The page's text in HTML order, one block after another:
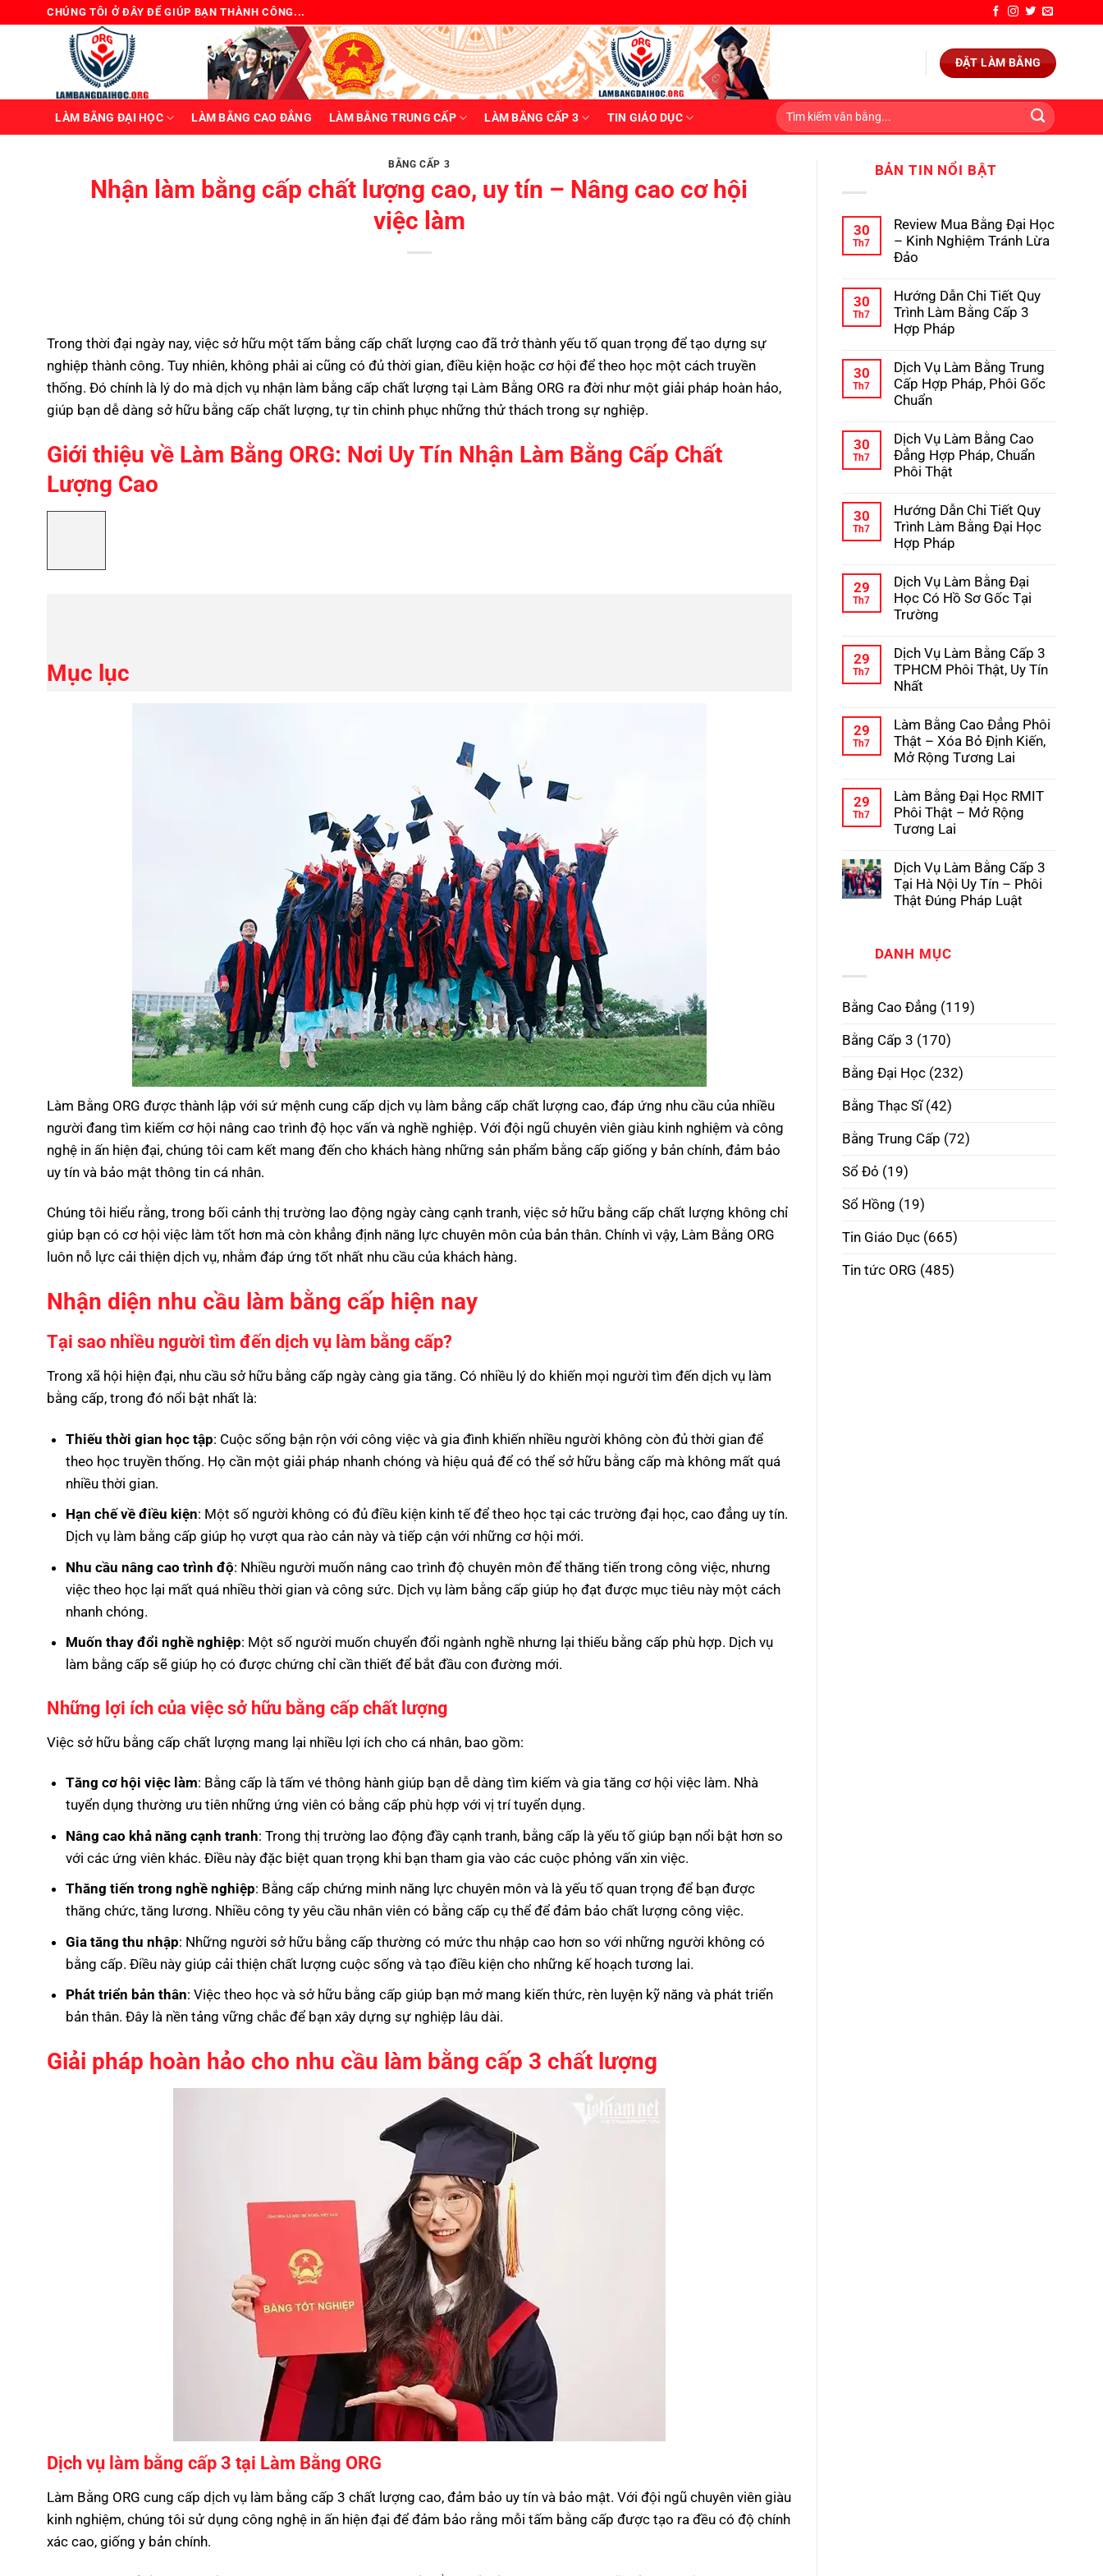
CHÚNG TÔI Ở ĐÂY ĐỂ GIÚP BẠN THÀNH CÔNG...
ĐẶT LÀM BẰNG
LÀM BẰNG ĐẠI HỌC LÀM BẰNG CAO ĐẲNG LÀM BẰNG TRUNG CẤP LÀM BẰNG CẤP 3 TIN GIÁO DỤC
BẰNG CẤP 3
Nhận làm bằng cấp chất lượng cao, uy tín – Nâng cao cơ hội
việc làm
Trong thời đại ngày nay, việc sở hữu một tấm bằng cấp chất lượng cao đã trở thành yếu tố quan trọng để tạo dựng sự
nghiệp thành công. Tuy nhiên, không phải ai cũng có đủ thời gian, điều kiện hoặc cơ hội để theo học một cách truyền
thống. Đó chính là lý do mà dịch vụ nhận làm bằng cấp chất lượng tại Làm Bằng ORG ra đời như một giải pháp hoàn hảo,
giúp bạn dễ dàng sở hữu bằng cấp chất lượng, tự tin chinh phục những thử thách trong sự nghiệp.
Giới thiệu về Làm Bằng ORG: Nơi Uy Tín Nhận Làm Bằng Cấp Chất
Lượng Cao
Mục lục
Làm Bằng ORG được thành lập với sứ mệnh cung cấp dịch vụ làm bằng cấp chất lượng cao, đáp ứng nhu cầu của nhiều
người đang tìm kiếm cơ hội nâng cao trình độ học vấn và nghề nghiệp. Với đội ngũ chuyên viên giàu kinh nghiệm và công
nghệ in ấn hiện đại, chúng tôi cam kết mang đến cho khách hàng những sản phẩm bằng cấp giống y bản chính, đảm bảo
uy tín và bảo mật thông tin cá nhân.
Chúng tôi hiểu rằng, trong bối cảnh thị trường lao động ngày càng cạnh tranh, việc sở hữu bằng cấp chất lượng không chỉ
giúp bạn có cơ hội việc làm tốt hơn mà còn khẳng định năng lực chuyên môn của bản thân. Chính vì vậy, Làm Bằng ORG
luôn nỗ lực cải thiện dịch vụ, nhằm đáp ứng tốt nhất nhu cầu của khách hàng.
Nhận diện nhu cầu làm bằng cấp hiện nay
Tại sao nhiều người tìm đến dịch vụ làm bằng cấp?
Trong xã hội hiện đại, nhu cầu sở hữu bằng cấp ngày càng gia tăng. Có nhiều lý do khiến mọi người tìm đến dịch vụ làm
bằng cấp, trong đó nổi bật nhất là:
Thiếu thời gian học tập: Cuộc sống bận rộn với công việc và gia đình khiến nhiều người không còn đủ thời gian để
theo học truyền thống. Họ cần một giải pháp nhanh chóng và hiệu quả để có thể sở hữu bằng cấp mà không mất quá
nhiều thời gian.
Hạn chế về điều kiện: Một số người không có đủ điều kiện kinh tế để theo học tại các trường đại học, cao đẳng uy tín.
Dịch vụ làm bằng cấp giúp họ vượt qua rào cản này và tiếp cận với những cơ hội mới.
Nhu cầu nâng cao trình độ: Nhiều người muốn nâng cao trình độ chuyên môn để thăng tiến trong công việc, nhưng
việc theo học lại mất quá nhiều thời gian và công sức. Dịch vụ làm bằng cấp giúp họ đạt được mục tiêu này một cách
nhanh chóng.
Muốn thay đổi nghề nghiệp: Một số người muốn chuyển đổi ngành nghề nhưng lại thiếu bằng cấp phù hợp. Dịch vụ
làm bằng cấp sẽ giúp họ có được chứng chỉ cần thiết để bắt đầu con đường mới.
Những lợi ích của việc sở hữu bằng cấp chất lượng
Việc sở hữu bằng cấp chất lượng mang lại nhiều lợi ích cho cá nhân, bao gồm:
Tăng cơ hội việc làm: Bằng cấp là tấm vé thông hành giúp bạn dễ dàng tìm kiếm và gia tăng cơ hội việc làm. Nhà
tuyển dụng thường ưu tiên những ứng viên có bằng cấp phù hợp với vị trí tuyển dụng.
Nâng cao khả năng cạnh tranh: Trong thị trường lao động đầy cạnh tranh, bằng cấp là yếu tố giúp bạn nổi bật hơn so
với các ứng viên khác. Điều này đặc biệt quan trọng khi bạn tham gia vào các cuộc phỏng vấn xin việc.
Thăng tiến trong nghề nghiệp: Bằng cấp chứng minh năng lực chuyên môn và là yếu tố quan trọng để bạn được
thăng chức, tăng lương. Nhiều công ty yêu cầu nhân viên có bằng cấp cụ thể để đảm bảo chất lượng công việc.
Gia tăng thu nhập: Những người sở hữu bằng cấp thường có mức thu nhập cao hơn so với những người không có
bằng cấp. Điều này giúp cải thiện chất lượng cuộc sống và tạo điều kiện cho những kế hoạch tương lai.
Phát triển bản thân: Việc theo học và sở hữu bằng cấp giúp bạn mở mang kiến thức, rèn luyện kỹ năng và phát triển
bản thân. Đây là nền tảng vững chắc để bạn xây dựng sự nghiệp lâu dài.
Giải pháp hoàn hảo cho nhu cầu làm bằng cấp 3 chất lượng
Dịch vụ làm bằng cấp 3 tại Làm Bằng ORG
Làm Bằng ORG cung cấp dịch vụ làm bằng cấp 3 chất lượng cao, đảm bảo uy tín và bảo mật. Với đội ngũ chuyên viên giàu
kinh nghiệm, chúng tôi sử dụng công nghệ in ấn hiện đại để đảm bảo rằng mỗi tấm bằng cấp được tạo ra đều có độ chính
xác cao, giống y bản chính.
BẢN TIN NỔI BẬT
30
Th7
Review Mua Bằng Đại Học
– Kinh Nghiệm Tránh Lừa
Đảo
bình
luận
ở
Review
Đại
Học
–
Kinh
Lừa
Đảo
30
Th7
Hướng Dẫn Chi Tiết Quy
Trình Làm Bằng Cấp 3
Hợp Pháp
bình
luận
ở
Hướng
Tiết
Quy
Trình
Làm
3
Hợp
Pháp
30
Th7
Dịch Vụ Làm Bằng Trung
Cấp Hợp Pháp, Phôi Gốc
Chuẩn
bình
luận
ở
Dịch
Bằng
Trung
Cấp
Hợp
Gốc
Chuẩn
30
Th7
Dịch Vụ Làm Bằng Cao
Đẳng Hợp Pháp, Chuẩn
Phôi Thật
bình
luận
ở
Dịch
Bằng
Cao
Đẳng
Hợp
Phôi
Thật
30
Th7
Hướng Dẫn Chi Tiết Quy
Trình Làm Bằng Đại Học
Hợp Pháp
bình
luận
ở
Hướng
Tiết
Quy
Trình
Làm
Học
Hợp
Pháp
29
Th7
Dịch Vụ Làm Bằng Đại
Học Có Hồ Sơ Gốc Tại
Trường
bình
luận
ở
Dịch
Bằng
Đại
Học
Có
Gốc
Tại
Trường
29
Th7
Dịch Vụ Làm Bằng Cấp 3
TPHCM Phôi Thật, Uy Tín
Nhất
bình
luận
ở
Dịch
Bằng
Cấp
3
TPHCM
Uy
Tín
Nhất
29
Th7
Làm Bằng Cao Đẳng Phôi
Thật – Xóa Bỏ Định Kiến,
Mở Rộng Tương Lai
bình
luận
ở
Làm
Đẳng
Phôi
Thật
Kiến,
Mở
29
Th7
Làm Bằng Đại Học RMIT
Phôi Thật – Mở Rộng
Tương Lai
bình
luận
ở
Làm
RMIT
Phôi
Rộng
Dịch Vụ Làm Bằng Cấp 3
Tại Hà Nội Uy Tín – Phôi
Thật Đúng Pháp Luật
luận
Bằng
3
Tại
Nội
Uy
–
Phôi
Đúng
Pháp
DANH MỤC
Bằng Cao Đẳng (119)
Bằng Cấp 3 (170)
Bằng Đại Học(232)
Bằng Thạc Sĩ(42)
Bằng Trung Cấp (72)
Sổ Đỏ (19)
Sổ Hồng (19)
Tin Giáo Dục(665)
Tin tức ORG (485)